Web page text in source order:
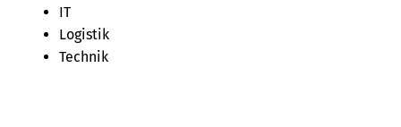
IT
Logistik
Technik